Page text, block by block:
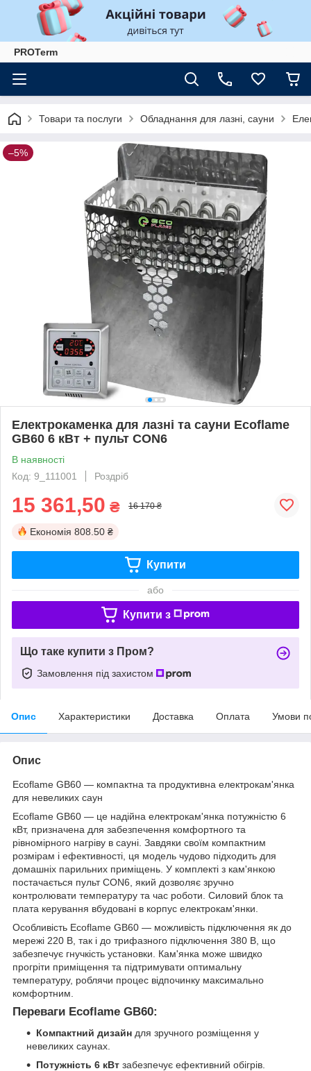
PROTerm
Товари та послуги Обладнання для лазні, сауни
–5%
Електрокаменка для лазні та сауни Ecoflame
GB60 6 кВт + пульт CON6
В наявності
Код: 9_111001
Роздріб
15 361,50 ₴ 16 170 ₴
Економія 808.50 ₴
Купити
або
Купити з
Що таке купити з Пром?
Замовлення під захистом
Опис Характеристики Доставка Оплата Умови
Опис
Ecoflame GB60 — компактна та продуктивна електрокам'янка
для невеликих саун
Ecoflame GB60 — це надійна електрокам'янка потужністю 6
кВт, призначена для забезпечення комфортного та
рівномірного нагріву в сауні. Завдяки своїм компактним
розмірам і ефективності, ця модель чудово підходить для
домашніх парильних приміщень. У комплекті з кам'янкою
постачається пульт CON6, який дозволяє зручно
контролювати температуру та час роботи. Силовий блок та
плата керування вбудовані в корпус електрокам'янки.
Особливість Ecoflame GB60 — можливість підключення як до
мережі 220 В, так і до трифазного підключення 380 В, що
забезпечує гнучкість установки. Кам'янка може швидко
прогріти приміщення та підтримувати оптимальну
температуру, роблячи процес відпочинку максимально
комфортним.
Переваги Ecoflame GB60:
Компактний дизайн для зручного розміщення у
невеликих саунах.
Потужність 6 кВт забезпечує ефективний обігрів.